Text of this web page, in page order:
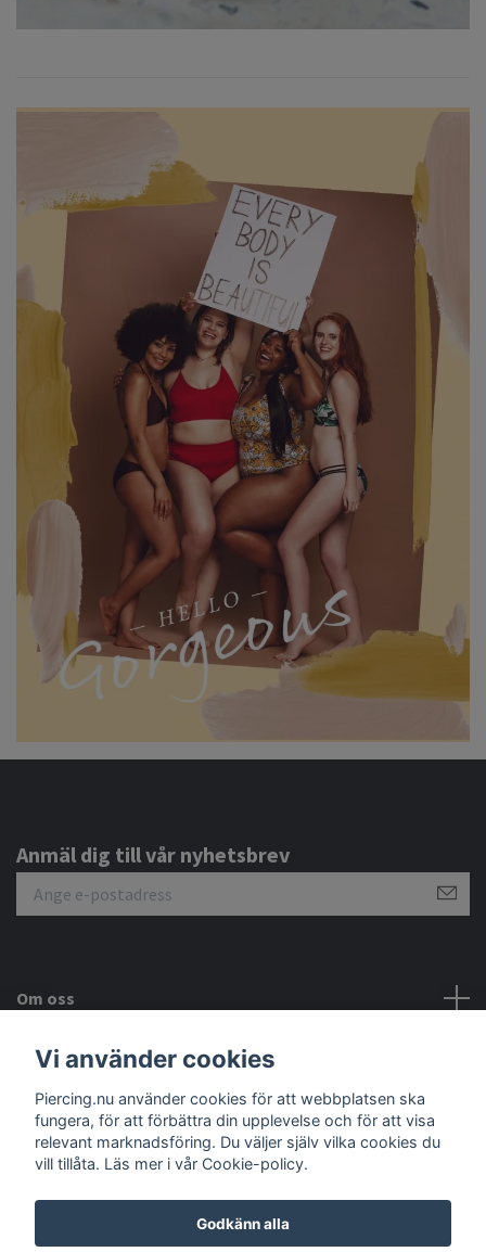
Anmäl dig till vår nyhetsbrev
Om oss
Kundtjänst
Sociala medier
Vi använder cookies
Piercing.nu använder cookies för att webbplatsen ska
fungera, för att förbättra din upplevelse och för att visa
relevant marknadsföring. Du väljer själv vilka cookies du
vill tillåta. Läs mer i vår Cookie-policy.
Godkänn alla